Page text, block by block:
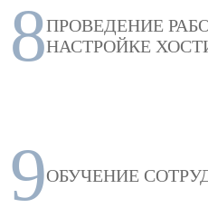
8ПРОВЕДЕНИЕ
НАСТРОЙКЕ
9ОБУЧЕНИЕ